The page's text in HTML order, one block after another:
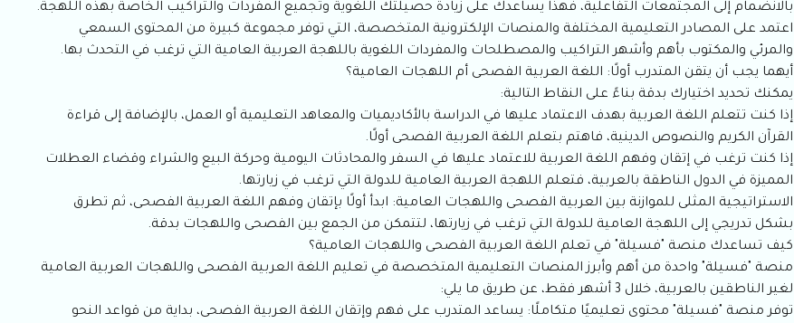
بالانضمام إلى المجتمعات التفاعلية، فهذا يساعدك على زيادة حصيلتك اللغوية وتجميع المفردات والتراكيب الخاصة بهذه اللهجة.
اعتمد على المصادر التعليمية المختلفة والمنصات الإلكترونية المتخصصة، التي توفر مجموعة كبيرة من المحتوى السمعي
والمرئي والمكتوب بأهم وأشهر التراكيب والمصطلحات والمفردات اللغوية باللهجة العربية العامية التي ترغب في التحدث بها.
أيهما يجب أن يتقن المتدرب أولًا: اللغة العربية الفصحى أم اللهجات العامية؟
يمكنك تحديد اختيارك بدقة بناءً على النقاط التالية:
إذا كنت تتعلم اللغة العربية بهدف الاعتماد عليها في الدراسة بالأكاديميات والمعاهد التعليمية أو العمل، بالإضافة إلى قراءة
القرآن الكريم والنصوص الدينية، فاهتم بتعلم اللغة العربية الفصحى أولًا.
إذا كنت ترغب في إتقان وفهم اللغة العربية للاعتماد عليها في السفر والمحادثات اليومية وحركة البيع والشراء وقضاء العطلات
المميزة في الدول الناطقة بالعربية، فتعلم اللهجة العربية العامية للدولة التي ترغب في زيارتها.
الاستراتيجية المثلى للموازنة بين العربية الفصحى واللهجات العامية: ابدأ أولًا بإتقان وفهم اللغة العربية الفصحى، ثم تطرق
بشكل تدريجي إلى اللهجة العامية للدولة التي ترغب في زيارتها، لتتمكن من الجمع بين الفصحى واللهجات بدقة.
كيف تساعدك منصة "فسيلة" في تعلم اللغة العربية الفصحى واللهجات العامية؟
منصة "فسيلة" واحدة من أهم وأبرز المنصات التعليمية المتخصصة في تعليم اللغة العربية الفصحى واللهجات العربية العامية
لغير الناطقين بالعربية، خلال 3 أشهر فقط، عن طريق ما يلي:
توفر منصة "فسيلة" محتوى تعليميًا متكاملًا: يساعد المتدرب على فهم وإتقان اللغة العربية الفصحى، بداية من قواعد النحو